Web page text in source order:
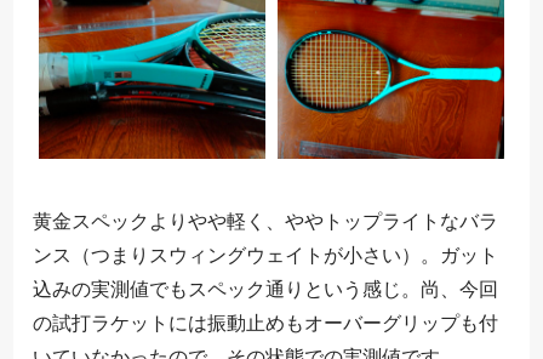
黄金スペックよりやや軽く、ややトップライトなバラ
ンス（つまりスウィングウェイトが小さい）。ガット
込みの実測値でもスペック通りという感じ。尚、今回
の試打ラケットには振動止めもオーバーグリップも付